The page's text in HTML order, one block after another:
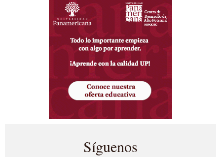
Síguenos